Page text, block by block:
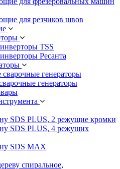
для резчиков швов
TSS
Ресанта
генераторы
генераторы
SDS PLUS, 2 режущие кромки
SDS PLUS, 4 режущих
SDS MAX
спиральное,